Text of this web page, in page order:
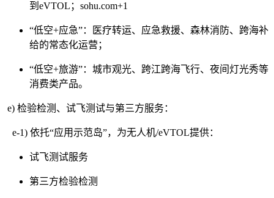
到eVTOL；sohu.com+1
“低空+应急”：医疗转运、应急救援、森林消防、跨海补
给的常态化运营；
“低空+旅游”：城市观光、跨江跨海飞行、夜间灯光秀等
消费类产品。
e) 检验检测、试飞测试与第三方服务：
e-1) 依托“应用示范岛”，为无人机/eVTOL提供：
试飞测试服务
第三方检验检测